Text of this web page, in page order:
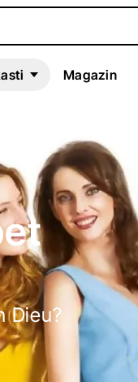
Magazin
Dieu?